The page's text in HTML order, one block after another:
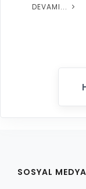
SOSYAL MEDYA